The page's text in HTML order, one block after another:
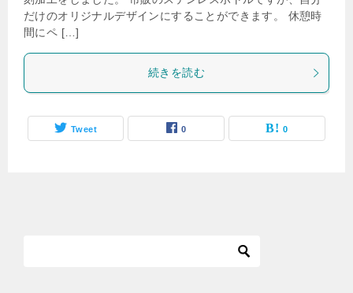
だけのオリジナルデザインにすることができます。 休憩時
間にペ […]
続きを読む
Tweet 0 0